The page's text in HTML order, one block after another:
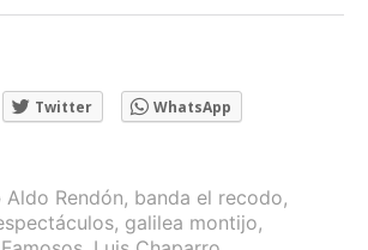
Twitter WhatsApp
Aldo Rendón, banda el recodo,
, galilea montijo,